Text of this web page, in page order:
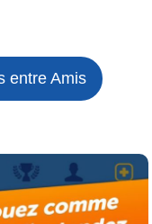
entre Amis